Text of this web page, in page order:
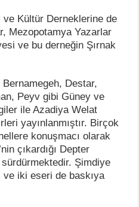
Kültür Derneklerine de
Mezopotamya Yazarlar
ve bu derneğin Şırnak
Destar,
Peyv gibi Güney ve
ile Azadiya Welat
yayınlanmıştır. Birçok
konuşmacı olarak
çıkardığı Depter
Şimdiye
ve iki eseri de baskıya